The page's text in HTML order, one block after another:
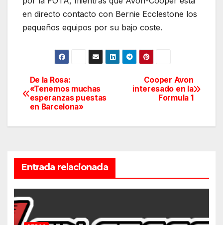
en directo contacto con Bernie Ecclestone los
pequeños equipos por su bajo coste.
Navegación
de
entradas
Cooper Avon
interesado en la
Formula 1
De la Rosa:
«Tenemos muchas
esperanzas puestas
en Barcelona»
Entrada relacionada